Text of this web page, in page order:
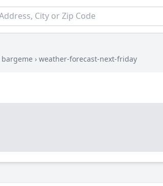
bargeme › weather-forecast-next-friday